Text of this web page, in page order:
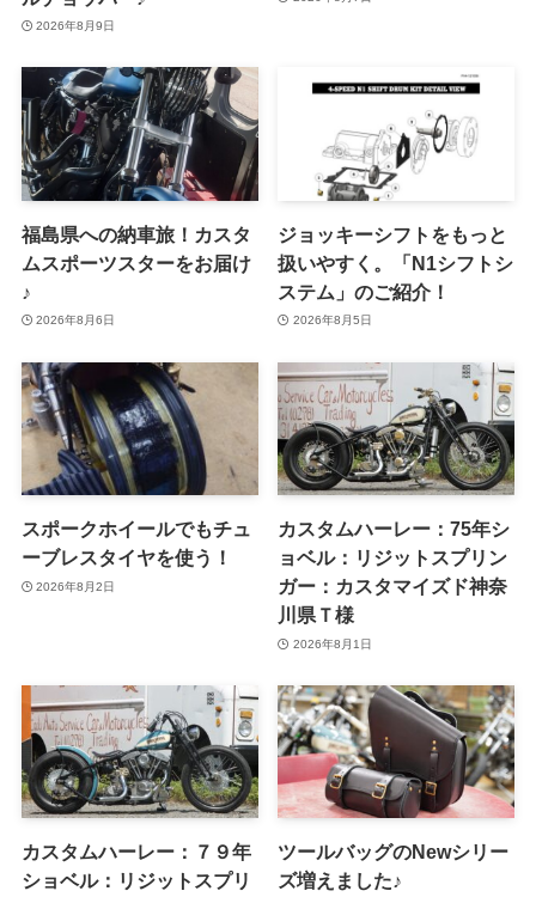
2026年8月9日
福島県への納車旅！カスタ
ムスポーツスターをお届け
♪
2026年8月6日
ジョッキーシフトをもっと
扱いやすく。「N1シフトシ
ステム」のご紹介！
2026年8月5日
スポークホイールでもチュ
ーブレスタイヤを使う！
2026年8月2日
カスタムハーレー：75年シ
ョベル：リジットスプリン
ガー：カスタマイズド神奈
川県Ｔ様
2026年8月1日
カスタムハーレー：７９年
ショベル：リジットスプリ
ツールバッグのNewシリー
ズ増えました♪